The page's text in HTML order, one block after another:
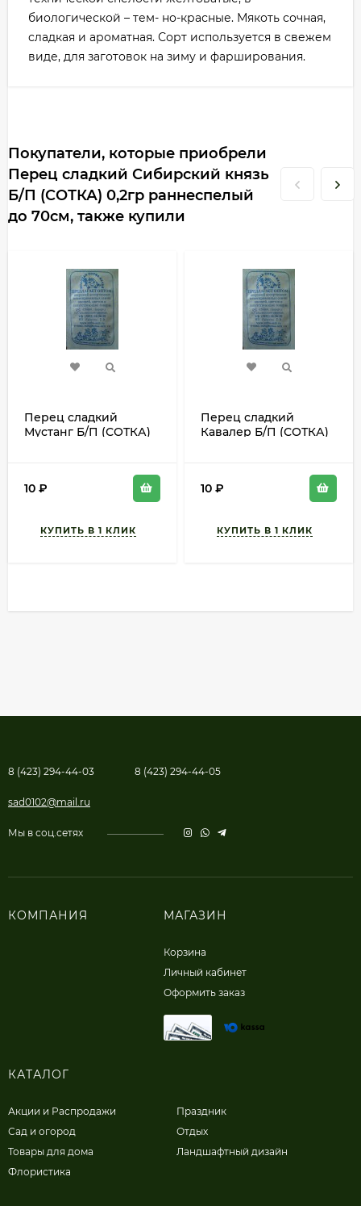
биологической – тем- но-красные. Мякоть сочная,
сладкая и ароматная. Сорт используется в свежем
виде, для заготовок на зиму и фарширования.
Покупатели, которые приобрели
Перец сладкий Сибирский князь
Б/П (СОТКА) 0,2гр раннеспелый
до 70см, также купили
Перец сладкий
Мустанг Б/П (СОТКА)
10 ₽
Перец сладкий
Кавалер Б/П (СОТКА)
10 ₽
8 (423) 294-44-03 8 (423) 294-44-05
sad0102@mail.ru
Мы в соц.сетях
КОМПАНИЯ МАГАЗИН
Корзина
Личный кабинет
Оформить заказ
КАТАЛОГ
Акции и Распродажи
Сад и огород
Товары для дома
Флористика
Праздник
Отдых
Ландшафтный дизайн